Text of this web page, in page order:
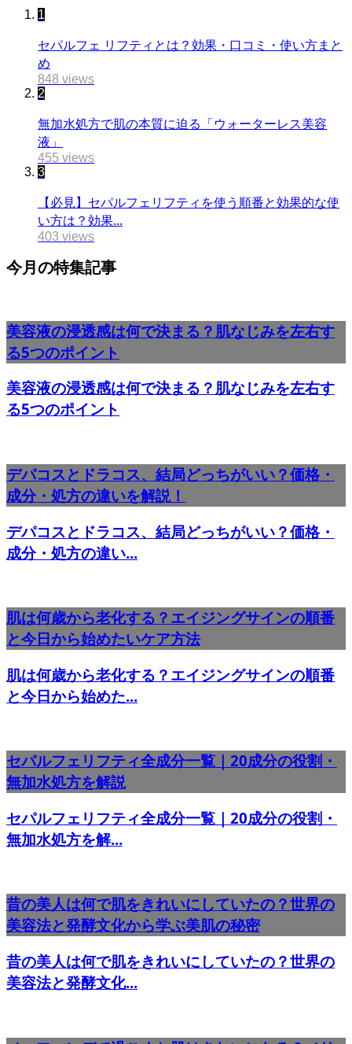
1
セパルフェ リフティとは？効果・口コミ・使い方まと
め
848 views
2
無加水処方で肌の本質に迫る「ウォーターレス美容
液」
455 views
3
【必見】セパルフェリフティを使う順番と効果的な使
い方は？効果...
403 views
今月の特集記事
美容液の浸透感は何で決まる？肌なじみを左右す
る5つのポイント
美容液の浸透感は何で決まる？肌なじみを左右す
る5つのポイント
デパコスとドラコス、結局どっちがいい？価格・
成分・処方の違いを解説！
デパコスとドラコス、結局どっちがいい？価格・
成分・処方の違い...
肌は何歳から老化する？エイジングサインの順番
と今日から始めたいケア方法
肌は何歳から老化する？エイジングサインの順番
と今日から始めた...
セパルフェリフティ全成分一覧｜20成分の役割・
無加水処方を解説
セパルフェリフティ全成分一覧｜20成分の役割・
無加水処方を解...
昔の美人は何で肌をきれいにしていたの？世界の
美容法と発酵文化から学ぶ美肌の秘密
昔の美人は何で肌をきれいにしていたの？世界の
美容法と発酵文化...